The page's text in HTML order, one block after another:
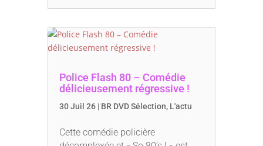
Police Flash 80 – Comédie
délicieusement régressive !
30 Juil 26| BR DVD Sélection, L'actu
Cette comédie policière